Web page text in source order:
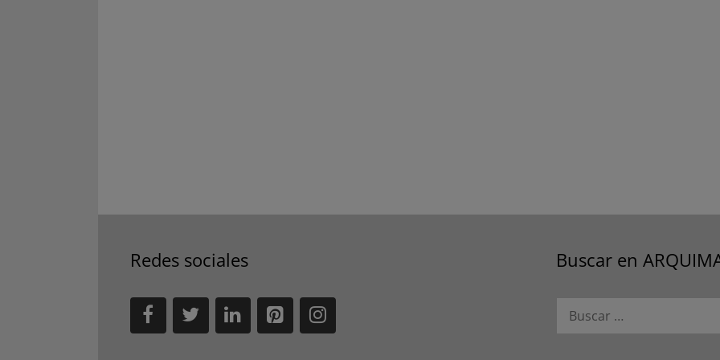
Redes sociales Buscar en